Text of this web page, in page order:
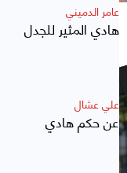
عامر الدميني
هادي المثير للجدل
علي عشال
عن حكم هادي